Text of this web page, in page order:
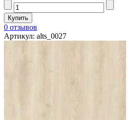
0 отзывов
Артикул: alts_0027